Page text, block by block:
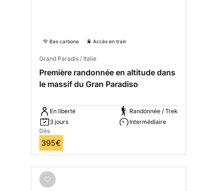
💚 Bas carbone 🚆 Accès en train
Grand Paradis / Italie
Première randonnée en altitude dans
le massif du Gran Paradiso
En liberté
3 jours
Randonnée / Trek
Intermédiaire
Dès
395€